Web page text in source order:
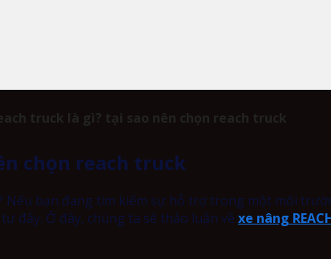
truck là gì? tại sao nên chọn reach truck
chọn reach truck
Nếu bạn đang tìm kiếm sự hỗ trợ trong một môi
đấy. Ở đây, chúng ta sẽ thảo luận về xe nâng